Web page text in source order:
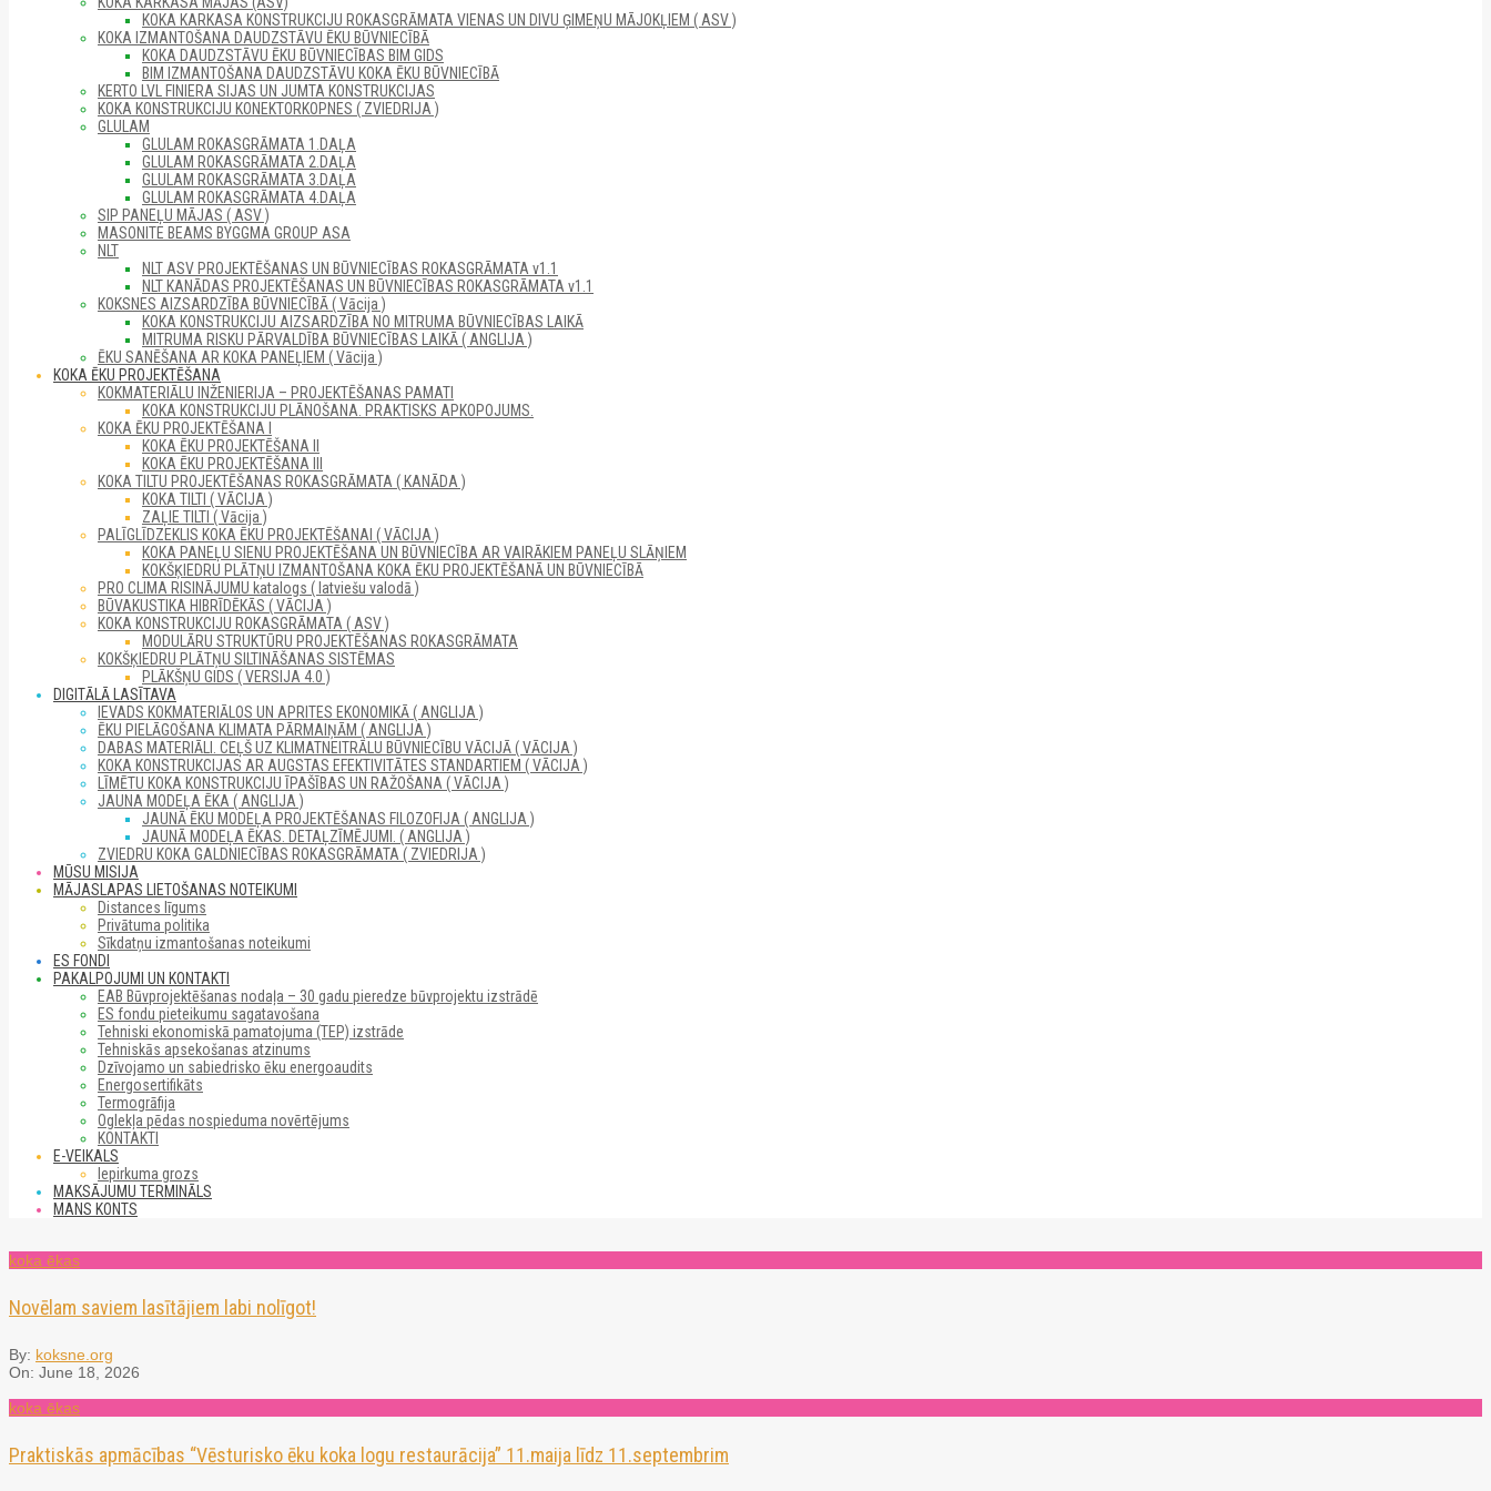
KOKA KARKASA KONSTRUKCIJU ROKASGRĀMATA VIENAS UN DIVU ĢIMEŅU MĀJOKĻIEM ( ASV )
KOKA IZMANTOŠANA DAUDZSTĀVU ĒKU BŪVNIECĪBĀ
KOKA DAUDZSTĀVU ĒKU BŪVNIECĪBAS BIM GIDS
BIM IZMANTOŠANA DAUDZSTĀVU KOKA ĒKU BŪVNIECĪBĀ
KERTO LVL FINIERA SIJAS UN JUMTA KONSTRUKCIJAS
KOKA KONSTRUKCIJU KONEKTORKOPNES ( ZVIEDRIJA )
GLULAM
GLULAM ROKASGRĀMATA 1.DAĻA
GLULAM ROKASGRĀMATA 2.DAĻA
GLULAM ROKASGRĀMATA 3.DAĻA
GLULAM ROKASGRĀMATA 4.DAĻA
SIP PANEĻU MĀJAS ( ASV )
MASONITE BEAMS BYGGMA GROUP ASA
NLT
NLT ASV PROJEKTĒŠANAS UN BŪVNIECĪBAS ROKASGRĀMATA v1.1
NLT KANĀDAS PROJEKTĒŠANAS UN BŪVNIECĪBAS ROKASGRĀMATA v1.1
KOKSNES AIZSARDZĪBA BŪVNIECĪBĀ ( Vācija )
KOKA KONSTRUKCIJU AIZSARDZĪBA NO MITRUMA BŪVNIECĪBAS LAIKĀ
MITRUMA RISKU PĀRVALDĪBA BŪVNIECĪBAS LAIKĀ ( ANGLIJA )
ĒKU SANĒŠANA AR KOKA PANEĻIEM ( Vācija )
KOKA ĒKU PROJEKTĒŠANA
KOKMATERIĀLU INŽENIERIJA – PROJEKTĒŠANAS PAMATI
KOKA KONSTRUKCIJU PLĀNOŠANA. PRAKTISKS APKOPOJUMS.
KOKA ĒKU PROJEKTĒŠANA I
KOKA ĒKU PROJEKTĒŠANA II
KOKA ĒKU PROJEKTĒŠANA III
KOKA TILTU PROJEKTĒŠANAS ROKASGRĀMATA ( KANĀDA )
KOKA TILTI ( VĀCIJA )
ZAĻIE TILTI ( Vācija )
PALĪGLĪDZEKLIS KOKA ĒKU PROJEKTĒŠANAI ( VĀCIJA )
KOKA PANEĻU SIENU PROJEKTĒŠANA UN BŪVNIECĪBA AR VAIRĀKIEM PANEĻU SLĀŅIEM
KOKŠĶIEDRU PLĀTŅU IZMANTOŠANA KOKA ĒKU PROJEKTĒŠANĀ UN BŪVNIECĪBĀ
PRO CLIMA RISINĀJUMU katalogs ( latviešu valodā )
BŪVAKUSTIKA HIBRĪDĒKĀS ( VĀCIJA )
KOKA KONSTRUKCIJU ROKASGRĀMATA ( ASV )
MODULĀRU STRUKTŪRU PROJEKTĒŠANAS ROKASGRĀMATA
KOKŠĶIEDRU PLĀTŅU SILTINĀŠANAS SISTĒMAS
PLĀKŠŅU GIDS ( VERSIJA 4.0 )
DIGITĀLĀ LASĪTAVA
IEVADS KOKMATERIĀLOS UN APRITES EKONOMIKĀ ( ANGLIJA )
ĒKU PIELĀGOŠANA KLIMATA PĀRMAIŅĀM ( ANGLIJA )
DABAS MATERIĀLI. CEĻŠ UZ KLIMATNEITRĀLU BŪVNIECĪBU VĀCIJĀ ( VĀCIJA )
KOKA KONSTRUKCIJAS AR AUGSTAS EFEKTIVITĀTES STANDARTIEM ( VĀCIJA )
LĪMĒTU KOKA KONSTRUKCIJU ĪPAŠĪBAS UN RAŽOŠANA ( VĀCIJA )
JAUNA MODEĻA ĒKA ( ANGLIJA )
JAUNĀ ĒKU MODEĻA PROJEKTĒŠANAS FILOZOFIJA ( ANGLIJA )
JAUNĀ MODEĻA ĒKAS. DETAĻZĪMĒJUMI. ( ANGLIJA )
ZVIEDRU KOKA GALDNIECĪBAS ROKASGRĀMATA ( ZVIEDRIJA )
MŪSU MISIJA
MĀJASLAPAS LIETOŠANAS NOTEIKUMI
Distances līgums
Privātuma politika
Sīkdatņu izmantošanas noteikumi
ES FONDI
PAKALPOJUMI UN KONTAKTI
EAB Būvprojektēšanas nodaļa – 30 gadu pieredze būvprojektu izstrādē
ES fondu pieteikumu sagatavošana
Tehniski ekonomiskā pamatojuma (TEP) izstrāde
Tehniskās apsekošanas atzinums
Dzīvojamo un sabiedrisko ēku energoaudits
Energosertifikāts
Termogrāfija
Oglekļa pēdas nospieduma novērtējums
KONTAKTI
E-VEIKALS
Iepirkuma grozs
MAKSĀJUMU TERMINĀLS
MANS KONTS
koka ēkas
Novēlam saviem lasītājiem labi nolīgot!
By: koksne.org
On: June 18, 2026
koka ēkas
Praktiskās apmācības “Vēsturisko ēku koka logu restaurācija” 11.maija līdz 11.septembrim